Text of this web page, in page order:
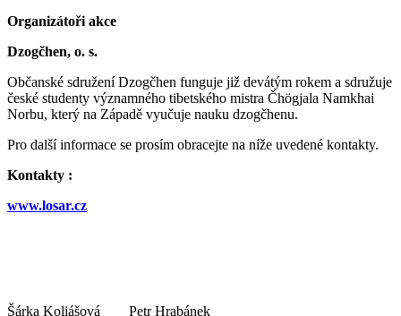
Organizátoři akce
Dzogčhen, o. s.
Občanské sdružení Dzogčhen funguje již devátým rokem a sdružuje
české studenty významného tibetského mistra Čhögjala Namkhai
Norbu, který na Západě vyučuje nauku dzogčhenu.
Pro další informace se prosím obracejte na níže uvedené kontakty.
Kontakty :
www.losar.cz
Šárka Koliášová
Petr Hrabánek